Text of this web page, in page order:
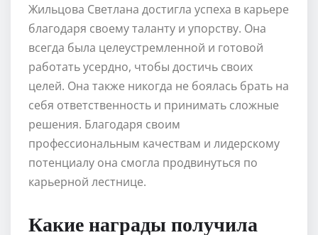
Жильцова Светлана достигла успеха в карьере
благодаря своему таланту и упорству. Она
всегда была целеустремленной и готовой
работать усердно, чтобы достичь своих
целей. Она также никогда не боялась брать на
себя ответственность и принимать сложные
решения. Благодаря своим
профессиональным качествам и лидерскому
потенциалу она смогла продвинуться по
карьерной лестнице.
Какие награды получила